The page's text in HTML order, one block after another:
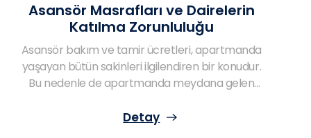
Asansör Masrafları ve Dairelerin
Katılma Zorunluluğu
Asansör bakım ve tamir ücretleri, apartmanda
yaşayan bütün sakinleri ilgilendiren bir konudur.
Bu nedenle de apartmanda meydana gelen
ilgili soru işaretlerini de beraberinde
Detay